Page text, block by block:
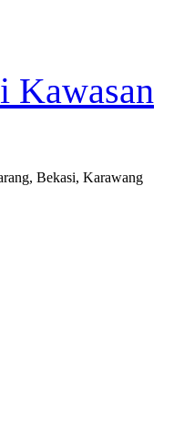
Kawasan
Bekasi, Karawang